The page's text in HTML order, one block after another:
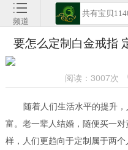
频道
要怎么定制白金戒指
阅读：3007次
随着人们生活水平的提升
富。老一辈人结婚，随便买一
样，人们更趋向于定制属于两